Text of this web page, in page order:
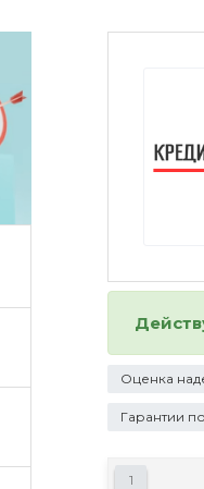
Оценка
Гарантии
1